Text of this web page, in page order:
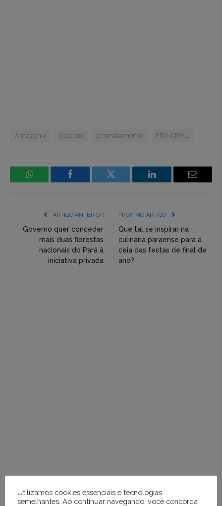
Amazônia colapso desmatamento PRINCIPAL
WhatsApp Facebook
Incorpore
(YouTube,
Twitter,
Flickr
etc)
LinkedIn Email
ARTIGO ANTERIOR
Governo quer conceder
mais duas florestas
nacionais do Pará à
iniciativa privada
PRÓXIMO ARTIGO
Que tal se inspirar na
culinária paraense para a
ceia das festas de final de
ano?
Utilizamos cookies essenciais e tecnologias
semelhantes. Ao continuar navegando, você concorda